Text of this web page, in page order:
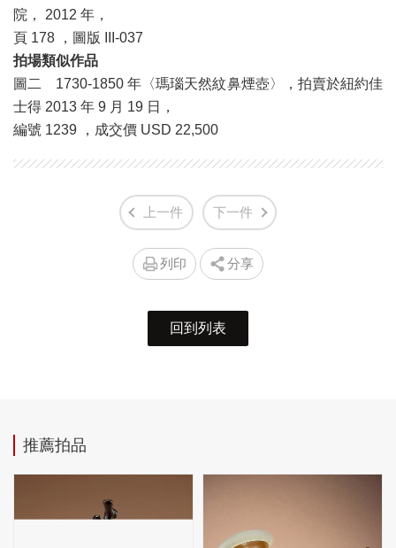
院， 2012 年，
頁 178 ，圖版 III-037
拍場類似作品
圖二 1730-1850 年〈瑪瑙天然紋鼻煙壺〉，拍賣於紐約佳
士得 2013 年 9 月 19 日，
編號 1239 ，成交價 USD 22,500
上一件 下一件
列印 分享
回到列表
推薦拍品